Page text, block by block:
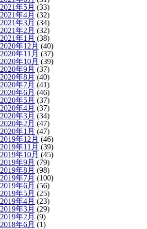
2021年5月 (33)
2021年4月 (32)
2021年3月 (34)
2021年2月 (32)
2021年1月 (38)
2020年12月 (40)
2020年11月 (37)
2020年10月 (39)
2020年9月 (37)
2020年8月 (40)
2020年7月 (41)
2020年6月 (46)
2020年5月 (37)
2020年4月 (37)
2020年3月 (34)
2020年2月 (47)
2020年1月 (47)
2019年12月 (46)
2019年11月 (39)
2019年10月 (45)
2019年9月 (79)
2019年8月 (98)
2019年7月 (100)
2019年6月 (56)
2019年5月 (25)
2019年4月 (23)
2019年3月 (29)
2019年2月 (9)
2018年6月 (1)